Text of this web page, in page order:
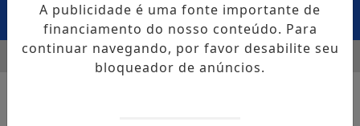
MENU
SEINFRA CAPOTA NA BR-364, EM EXTREMA, E CASO
A publicidade é uma fonte importante de
financiamento do nosso conteúdo. Para
continuar navegando, por favor desabilite seu
bloqueador de anúncios.